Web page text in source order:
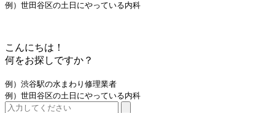
例）世田谷区の土日にやっている内科
こんにちは！
何をお探しですか？
例）渋谷駅の水まわり修理業者
例）世田谷区の土日にやっている内科